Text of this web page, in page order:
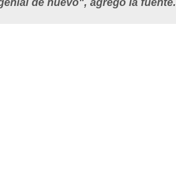
de nuevo", agregó la fuente.